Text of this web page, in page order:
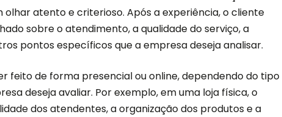
atento e criterioso. Após a experiência, o cliente
sobre o atendimento, a qualidade do serviço, a
pontos específicos que a empresa deseja analisar.
feito de forma presencial ou online, dependendo do tipo
deseja avaliar. Por exemplo, em uma loja física, o
dos atendentes, a organização dos produtos e a